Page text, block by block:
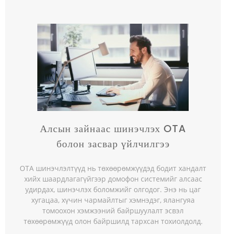
Алсын зайнаас шинэчлэх OTA
болон засвар үйлчилгээ
OTA шинэчлэлтүүд нь төхөөрөмжүүдэд бодит хандалт
хийх шаардлагагүйгээр домофон системийг алсаас
удирдах, шинэчлэх боломжийг олгодог. Энэ нь цаг
хугацаа, хүчин чармайлтыг хэмнэдэг, ялангуяа
томоохон хэмжээний байршуулалт эсвэл
төхөөрөмжүүд олон байршилд тархсан тохиолдолд.